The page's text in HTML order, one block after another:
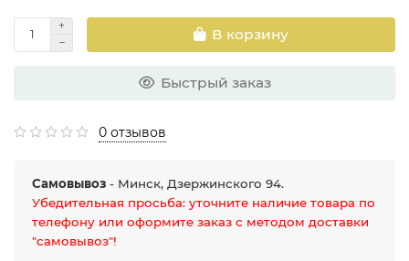
В корзину
Быстрый заказ
0 отзывов
Самовывоз - Минск, Дзержинского 94.
Убедительная просьба: уточните наличие товара по
телефону или оформите заказ с методом доставки
"самовывоз"!